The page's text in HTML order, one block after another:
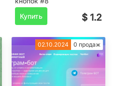
Купить
$ 1.2
02.10.2024 0 продаж